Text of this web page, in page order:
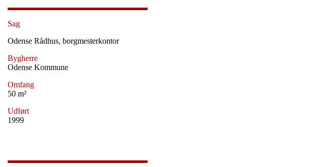
Sag
Odense Rådhus, borgmesterkontor
Bygherre
Odense Kommune
Omfang
50 m²
Udført
1999